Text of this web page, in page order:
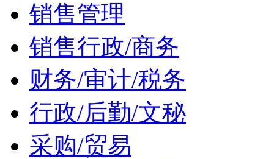
销售管理
销售行政/商务
财务/审计/税务
行政/后勤/文秘
采购/贸易